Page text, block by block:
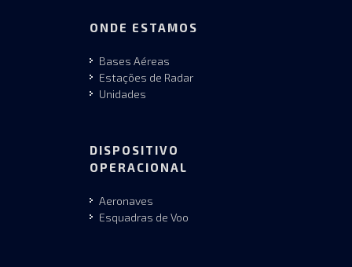
ONDE ESTAMOS
Bases Aéreas
Estações de Radar
Unidades
DISPOSITIVO
OPERACIONAL
Aeronaves
Esquadras de Voo